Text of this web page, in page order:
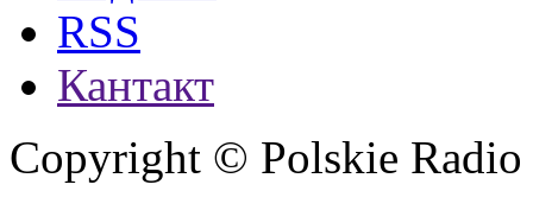
RSS
Кантакт
Copyright © Polskie